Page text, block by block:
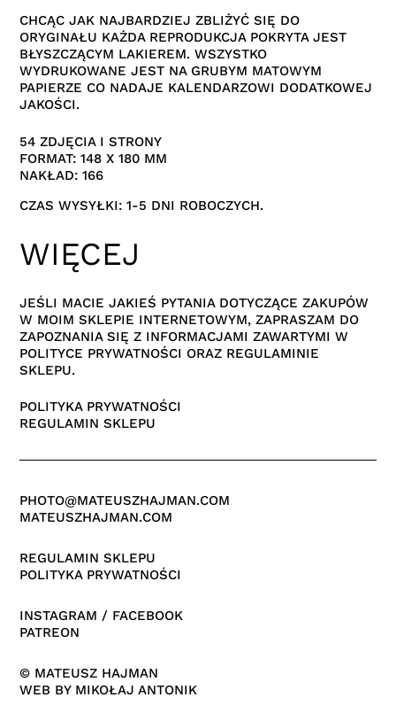
CHCĄC JAK NAJBARDZIEJ ZBLIŻYĆ SIĘ DO
ORYGINAŁU KAŻDA REPRODUKCJA POKRYTA JEST
BŁYSZCZĄCYM LAKIEREM. WSZYSTKO
WYDRUKOWANE JEST NA GRUBYM MATOWYM
PAPIERZE CO NADAJE KALENDARZOWI DODATKOWEJ
JAKOŚCI.
54 ZDJĘCIA I STRONY
FORMAT: 148 X 180 MM
NAKŁAD: 166
CZAS WYSYŁKI: 1-5 DNI ROBOCZYCH.
WIĘCEJ
JEŚLI MACIE JAKIEŚ PYTANIA DOTYCZĄCE ZAKUPÓW
W MOIM SKLEPIE INTERNETOWYM, ZAPRASZAM DO
ZAPOZNANIA SIĘ Z INFORMACJAMI ZAWARTYMI W
POLITYCE PRYWATNOŚCI ORAZ REGULAMINIE
SKLEPU.
POLITYKA PRYWATNOŚCI
REGULAMIN SKLEPU
PHOTO@MATEUSZHAJMAN.COM
MATEUSZHAJMAN.COM
REGULAMIN SKLEPU
POLITYKA PRYWATNOŚCI
INSTAGRAM / FACEBOOK
PATREON
© MATEUSZ HAJMAN
WEB BY MIKOŁAJ ANTONIK